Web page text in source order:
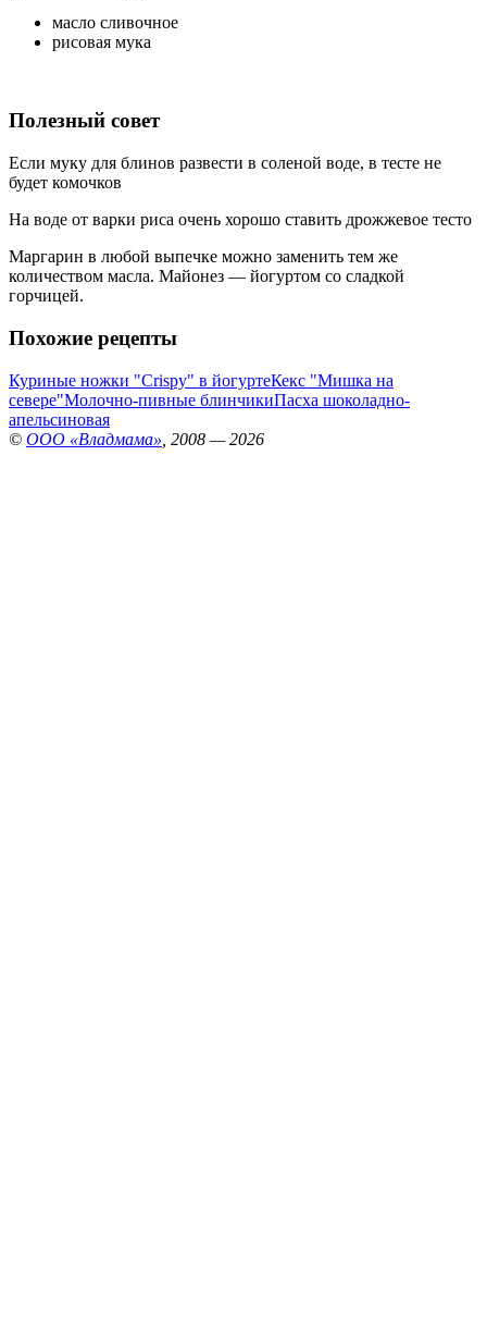
масло сливочное
рисовая мука
Полезный совет
Если муку для блинов развести в соленой воде, в тесте не
будет комочков
На воде от варки риса очень хорошо ставить дрожжевое тесто
Маргарин в любой выпечке можно заменить тем же
количеством масла. Майонез — йогуртом со сладкой
горчицей.
Похожие рецепты
Куриные ножки "Crispy" в йогуртеКекс "Мишка на
севере"Молочно-пивные блинчикиПасха шоколадно-
апельсиновая
© ООО «Владмама» , 2008 — 2026